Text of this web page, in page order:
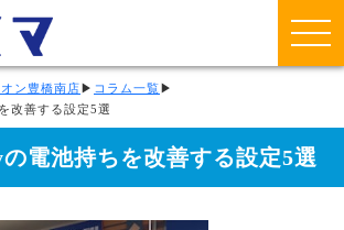
ン豊橋南店 ▶ コラム一覧 ▶
改善する設定5選
電池持ちを改善する設定5選